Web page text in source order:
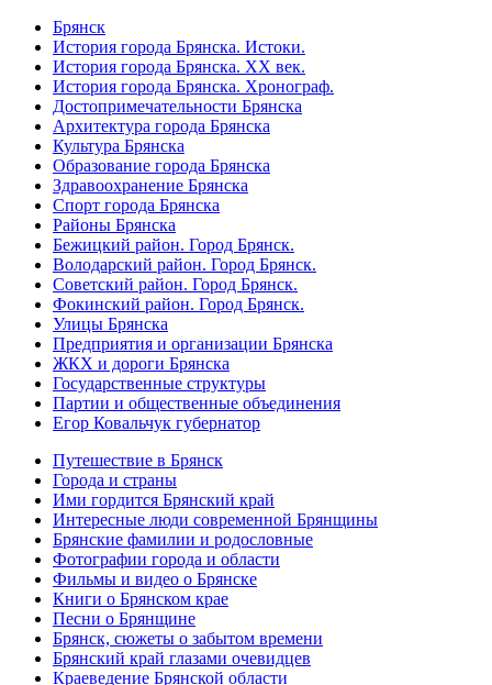
Брянск
История города Брянска. Истоки.
История города Брянска. XX век.
История города Брянска. Хронограф.
Достопримечательности Брянска
Архитектура города Брянска
Культура Брянска
Образование города Брянска
Здравоохранение Брянска
Спорт города Брянска
Районы Брянска
Бежицкий район. Город Брянск.
Володарский район. Город Брянск.
Советский район. Город Брянск.
Фокинский район. Город Брянск.
Улицы Брянска
Предприятия и организации Брянска
ЖКХ и дороги Брянска
Государственные структуры
Партии и общественные объединения
Егор Ковальчук губернатор
Путешествие в Брянск
Города и страны
Ими гордится Брянский край
Интересные люди современной Брянщины
Брянские фамилии и родословные
Фотографии города и области
Фильмы и видео о Брянске
Книги о Брянском крае
Песни о Брянщине
Брянск, сюжеты о забытом времени
Брянский край глазами очевидцев
Краеведение Брянской области